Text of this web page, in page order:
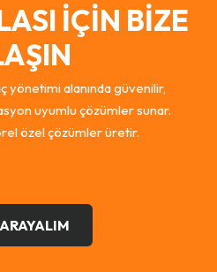
İÇİN BİZE
yönetimi alanında güvenilir,
uyumlu çözümler sunar.
özel çözümler üretir.